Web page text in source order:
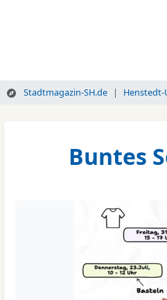
Stadtmagazin-SH.de Henstedt-
Buntes